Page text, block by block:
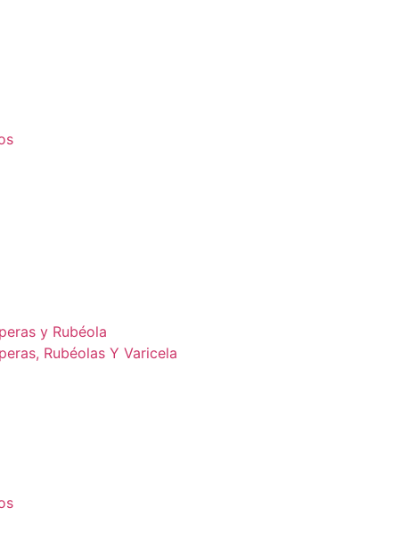
y Rubéola
Rubéolas Y Varicela